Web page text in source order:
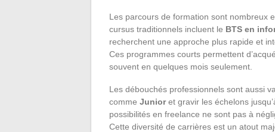
Les parcours de formation sont nombreux
cursus traditionnels incluent le BTS en
recherchent une approche plus rapide et
Ces programmes courts permettent
souvent en quelques mois seulement.
Les débouchés professionnels sont aussi
comme Junioret gravir les échelons
possibilités en freelance ne sont pas à
Cette diversité de carrières est un atout